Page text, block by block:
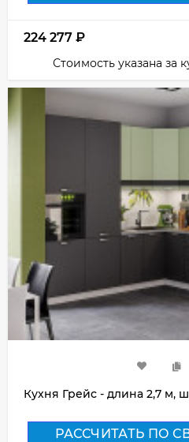
224 277 ₽
Стоимость указана за
Кухня Грейс - длина 2,7 м,
РАССЧИТАТЬ ПО